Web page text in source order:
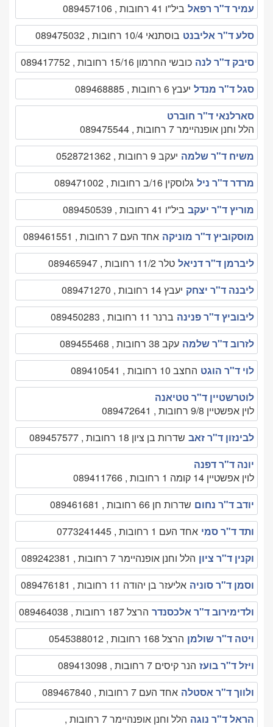
עמיר ד"ר רפאל ביל"ו 41 רחובות , 089457106
סלע ד"ר אליבנט בוסתנאי 10/4 רחובות , 089475032
סיבק ד"ר לנה כובשי החרמון 15/16 רחובות , 089417752
סגל ד"ר מנדל יעבץ 6 רחובות , 089468885
סארלנאי ד"ר חוברט
הלל וחנן אופנהיימר 7 רחובות , 089475544
משיח ד"ר שלמה יעקב 9 רחובות , 0528721362
מרדר ד"ר ניל גלוסקין 16/ב רחובות , 089471002
מוריץ ד"ר יעקב ביל"ו 41 רחובות , 089450539
מוסקוביץ ד"ר מוניקה אחד העם 7 רחובות , 089461551
ליברמן ד"ר דניאל טלר 11/2 רחובות , 089465947
ליבנה ד"ר יצחק יעבץ 14 רחובות , 089471270
ליבוביץ ד"ר פנינה ברנר 11 רחובות , 089450283
לזרוב ד"ר שלמה עקב 38 רחובות , 089455468
לוי ד"ר הוגט החצב 10 רחובות , 089410541
לוטרשטיין ד"ר טטיאנה
לוין אפשטיין 9/8 רחובות , 089472641
לבינזון ד"ר זאב שדרות בן ציון 18 רחובות , 089457577
יונה ד"ר דפנה
לוין אפשטיין 14 קומה 1 רחובות , 089411766
יודב ד"ר נחום שדרות חן 66 רחובות , 089461681
ותד ד"ר סמי אחד העם 1 רחובות , 0773241445
וקנין ד"ר ציון הלל וחנן אופנהיימר 7 רחובות , 089242381
וסמן ד"ר סוניה אליעזר בן יהודה 11 רחובות , 089476181
ולדימירוב ד"ר אלכסנדר הרצל 187 רחובות , 089464038
ויטה ד"ר שולמן הרצל 168 רחובות , 0545388012
ויזל ד"ר בועז הנר קיסים 7 רחובות , 089413098
ולווך ד"ר אסטלה אחד העם 7 רחובות , 089467840
הראל ד"ר נוגה הלל וחנן אופנהיימר 7 רחובות ,